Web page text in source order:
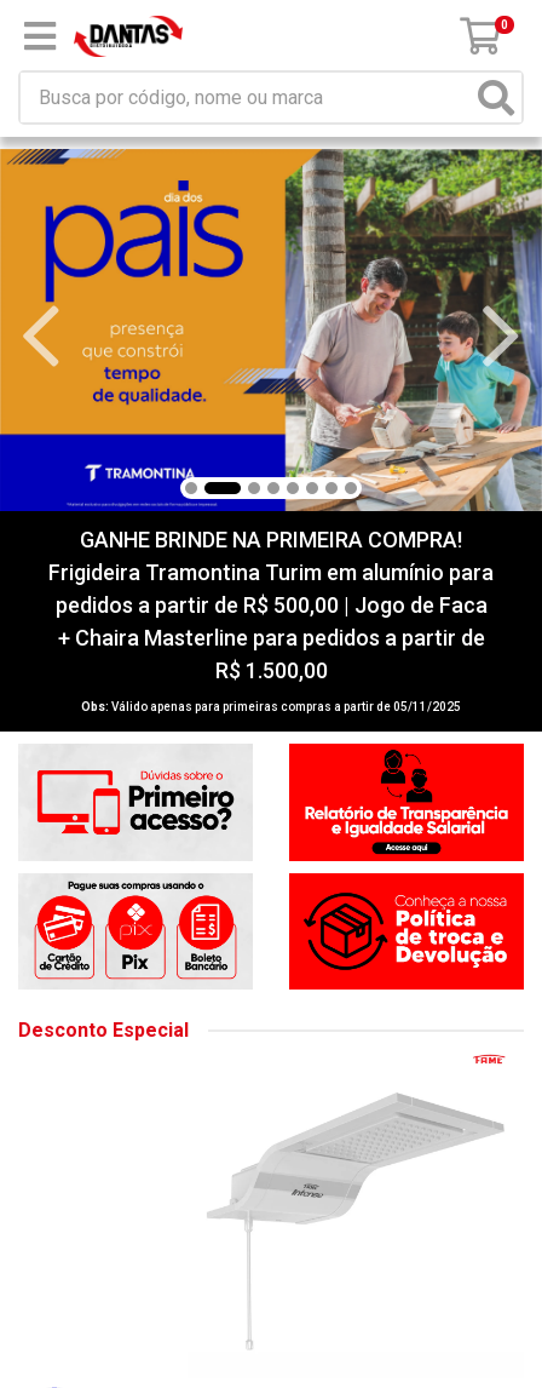
0
GANHE BRINDE NA PRIMEIRA COMPRA!
Frigideira Tramontina Turim em alumínio para
pedidos a partir de R$ 500,00 | Jogo de Faca
+ Chaira Masterline para pedidos a partir de
R$ 1.500,00
Obs: Válido apenas para primeiras compras a partir de 05/11/2025
Desconto Especial